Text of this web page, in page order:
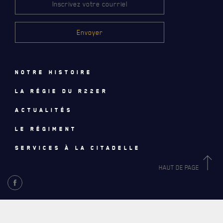
SERVICES À LA CITADELLE
HÉBERGEMENT
RÉSIDENCE DU GOUVERNEUR GÉNÉRAL
Notre histoire
La régie du R22eR
Actualités
Le régiment
Services à la citadelle
HAUT DE PAGE